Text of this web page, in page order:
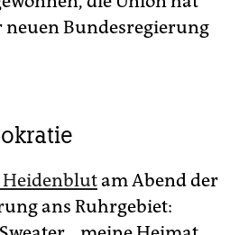
neuen Bundesregierung
am Abend der
ans Ruhrgebiet: